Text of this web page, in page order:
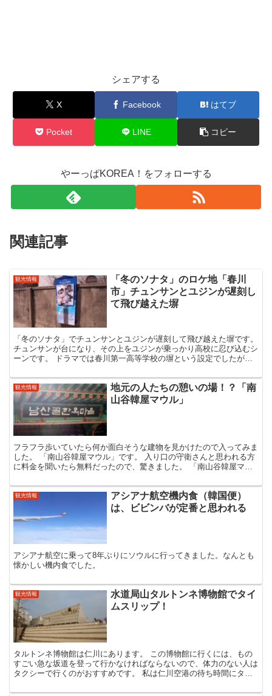
シェアする
X Facebook はてブ
Pocket LINE コピー
やーっぱKOREA！をフォローする
関連記事
観光情報
「冬のソナタ」のロケ地「春川
市」チュンサンとユジンが遅刻し
て飛び越えた塀
「冬のソナタ」でチュンサンとユジンが遅刻して飛び越えた塀です。
チュンサンが台になり、その上をユジンが乗っかり高校に忍び込むシ
ーンです。 ドラマでは春川第一高等学校の塀という設定でしたが、
観光情報
地元の人たちの憩いの場！？「南
山谷韓屋マウル」
フラフラ歩いていたら何か面白そうな建物を見かけたので入ってみま
した。 「南山谷韓屋マウル」です。 入り口の守衛さんと思われる方
に料金を聞いたら無料だったので、驚きました。 「南山谷韓屋マウ
観光情報
アシアナ航空機内食（韓国便）
は、ビビンバが定番と思われる
アシアナ航空に乗って8年ぶりにソウルに行ってきました。なんとも
懐かしい機内食でした。
観光情報
水道局山タルトンネ博物館でタイ
ムスリップ！
タルトンネ博物館は仁川にあります。 この博物館に行くには、もの
すごい急な坂道を登って行かなければならないので、体力のない人は
タクシーで行くのがおすすめです。 私は仁川空港の待ち時間にタク